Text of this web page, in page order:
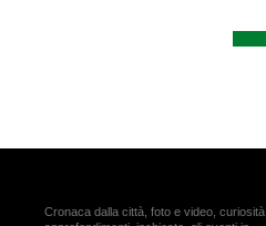
Cronaca dalla città, foto e video, curiosità,